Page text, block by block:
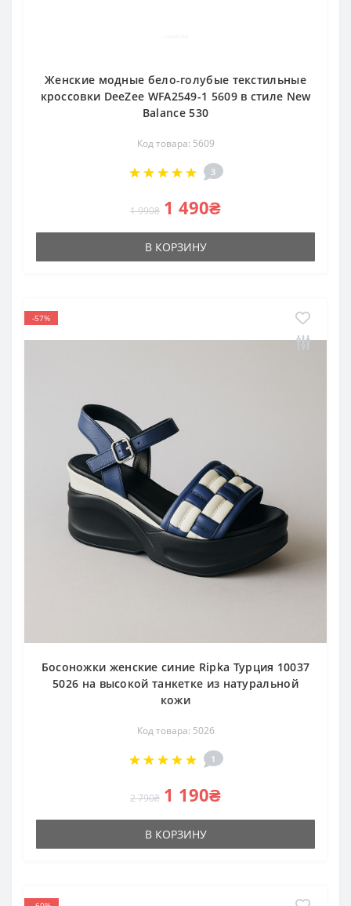
Женские модные бело-голубые текстильные
кроссовки DeeZee WFA2549-1 5609 в стиле New
Balance 530
Код товара: 5609
3
1 990₴ 1 490₴
В КОРЗИНУ
-57%
Босоножки женские синие Ripka Турция 10037
5026 на высокой танкетке из натуральной
кожи
Код товара: 5026
1
2 790₴ 1 190₴
В КОРЗИНУ